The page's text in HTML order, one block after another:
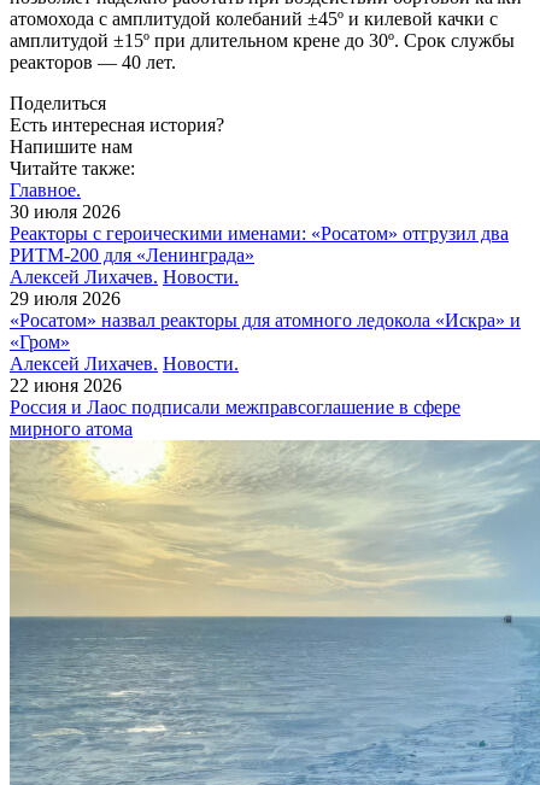
атомохода с амплитудой колебаний ±45º и килевой качки с
амплитудой ±15º при длительном крене до 30º. Срок службы
реакторов — 40 лет.
Поделиться
Есть интересная история?
Напишите нам
Читайте также:
Главное.
30 июля 2026
Реакторы с героическими именами: «Росатом» отгрузил два
РИТМ-200 для «Ленинграда»
Алексей Лихачев. Новости.
29 июля 2026
«Росатом» назвал реакторы для атомного ледокола «Искра» и
«Гром»
Алексей Лихачев. Новости.
22 июня 2026
Россия и Лаос подписали межправсоглашение в сфере
мирного атома